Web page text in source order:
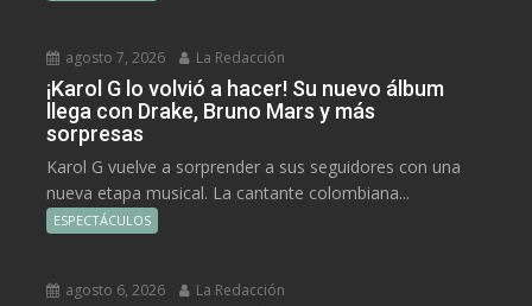
agosto 7, 2026 La Redacción
¡Karol G lo volvió a hacer! Su nuevo álbum
llega con Drake, Bruno Mars y más
sorpresas
Karol G vuelve a sorprender a sus seguidores con una
nueva etapa musical. La cantante colombiana...
ESPECTÁCULOS
agosto 6, 2026 La Redacción